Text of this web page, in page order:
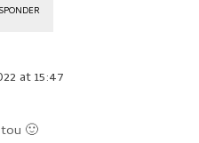
at 15:47
🙂